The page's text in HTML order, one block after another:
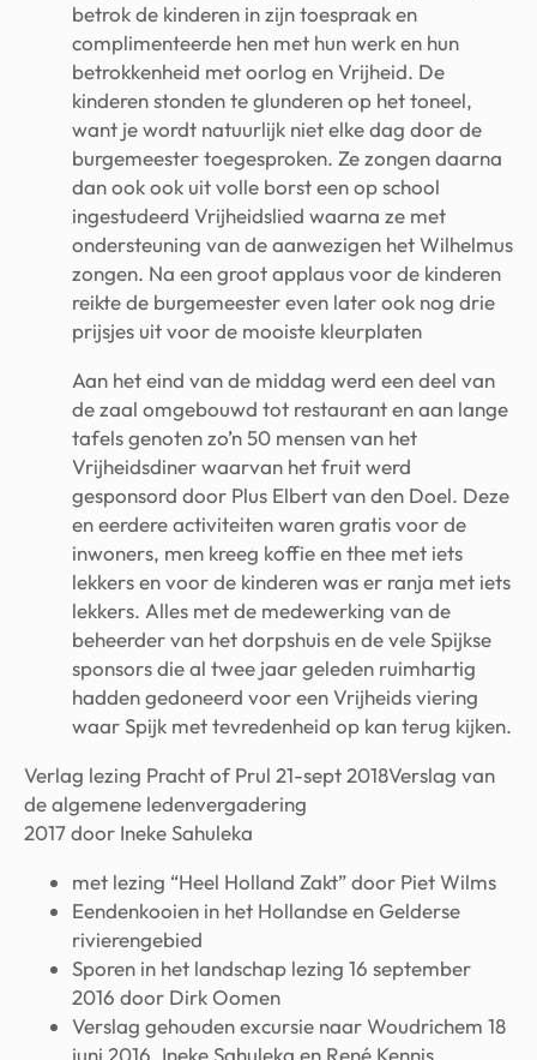
betrok de kinderen in zijn toespraak en
complimenteerde hen met hun werk en hun
betrokkenheid met oorlog en Vrijheid. De
kinderen stonden te glunderen op het toneel,
want je wordt natuurlijk niet elke dag door de
burgemeester toegesproken. Ze zongen daarna
dan ook ook uit volle borst een op school
ingestudeerd Vrijheidslied waarna ze met
ondersteuning van de aanwezigen het Wilhelmus
zongen. Na een groot applaus voor de kinderen
reikte de burgemeester even later ook nog drie
prijsjes uit voor de mooiste kleurplaten
Aan het eind van de middag werd een deel van
de zaal omgebouwd tot restaurant en aan lange
tafels genoten zo’n 50 mensen van het
Vrijheidsdiner waarvan het fruit werd
gesponsord door Plus Elbert van den Doel. Deze
en eerdere activiteiten waren gratis voor de
inwoners, men kreeg koffie en thee met iets
lekkers en voor de kinderen was er ranja met iets
lekkers. Alles met de medewerking van de
beheerder van het dorpshuis en de vele Spijkse
sponsors die al twee jaar geleden ruimhartig
hadden gedoneerd voor een Vrijheids viering
waar Spijk met tevredenheid op kan terug kijken.
Verlag lezing Pracht of Prul 21-sept 2018Verslag van
de algemene ledenvergadering
2017 door Ineke Sahuleka
met lezing “Heel Holland Zakt” door Piet Wilms
Eendenkooien in het Hollandse en Gelderse
rivierengebied
Sporen in het landschap lezing 16 september
2016 door Dirk Oomen
Verslag gehouden excursie naar Woudrichem 18
juni 2016. Ineke Sahuleka en René Kennis